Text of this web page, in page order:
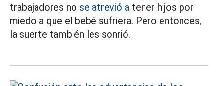
trabajadores no se atrevió a tener hijos por
miedo a que el bebé sufriera. Pero entonces,
la suerte también les sonrió.